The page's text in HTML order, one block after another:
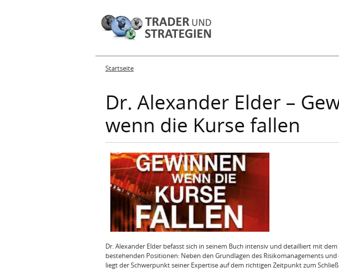
Sie sind hier
Startseite
Dr. Alexander Elder –
wenn die Kurse fallen
Dr. Alexander Elder befasst sich in seinem Buch intensiv und detailliert mit
bestehenden Positionen: Neben den Grundlagen des Risikomanagements
liegt der Schwerpunkt seiner Expertise auf dem richtigen Zeitpunkt zum